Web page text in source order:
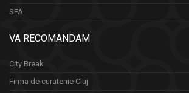
SFA
VA RECOMANDAM
City Break
Firma de curatenie Cluj